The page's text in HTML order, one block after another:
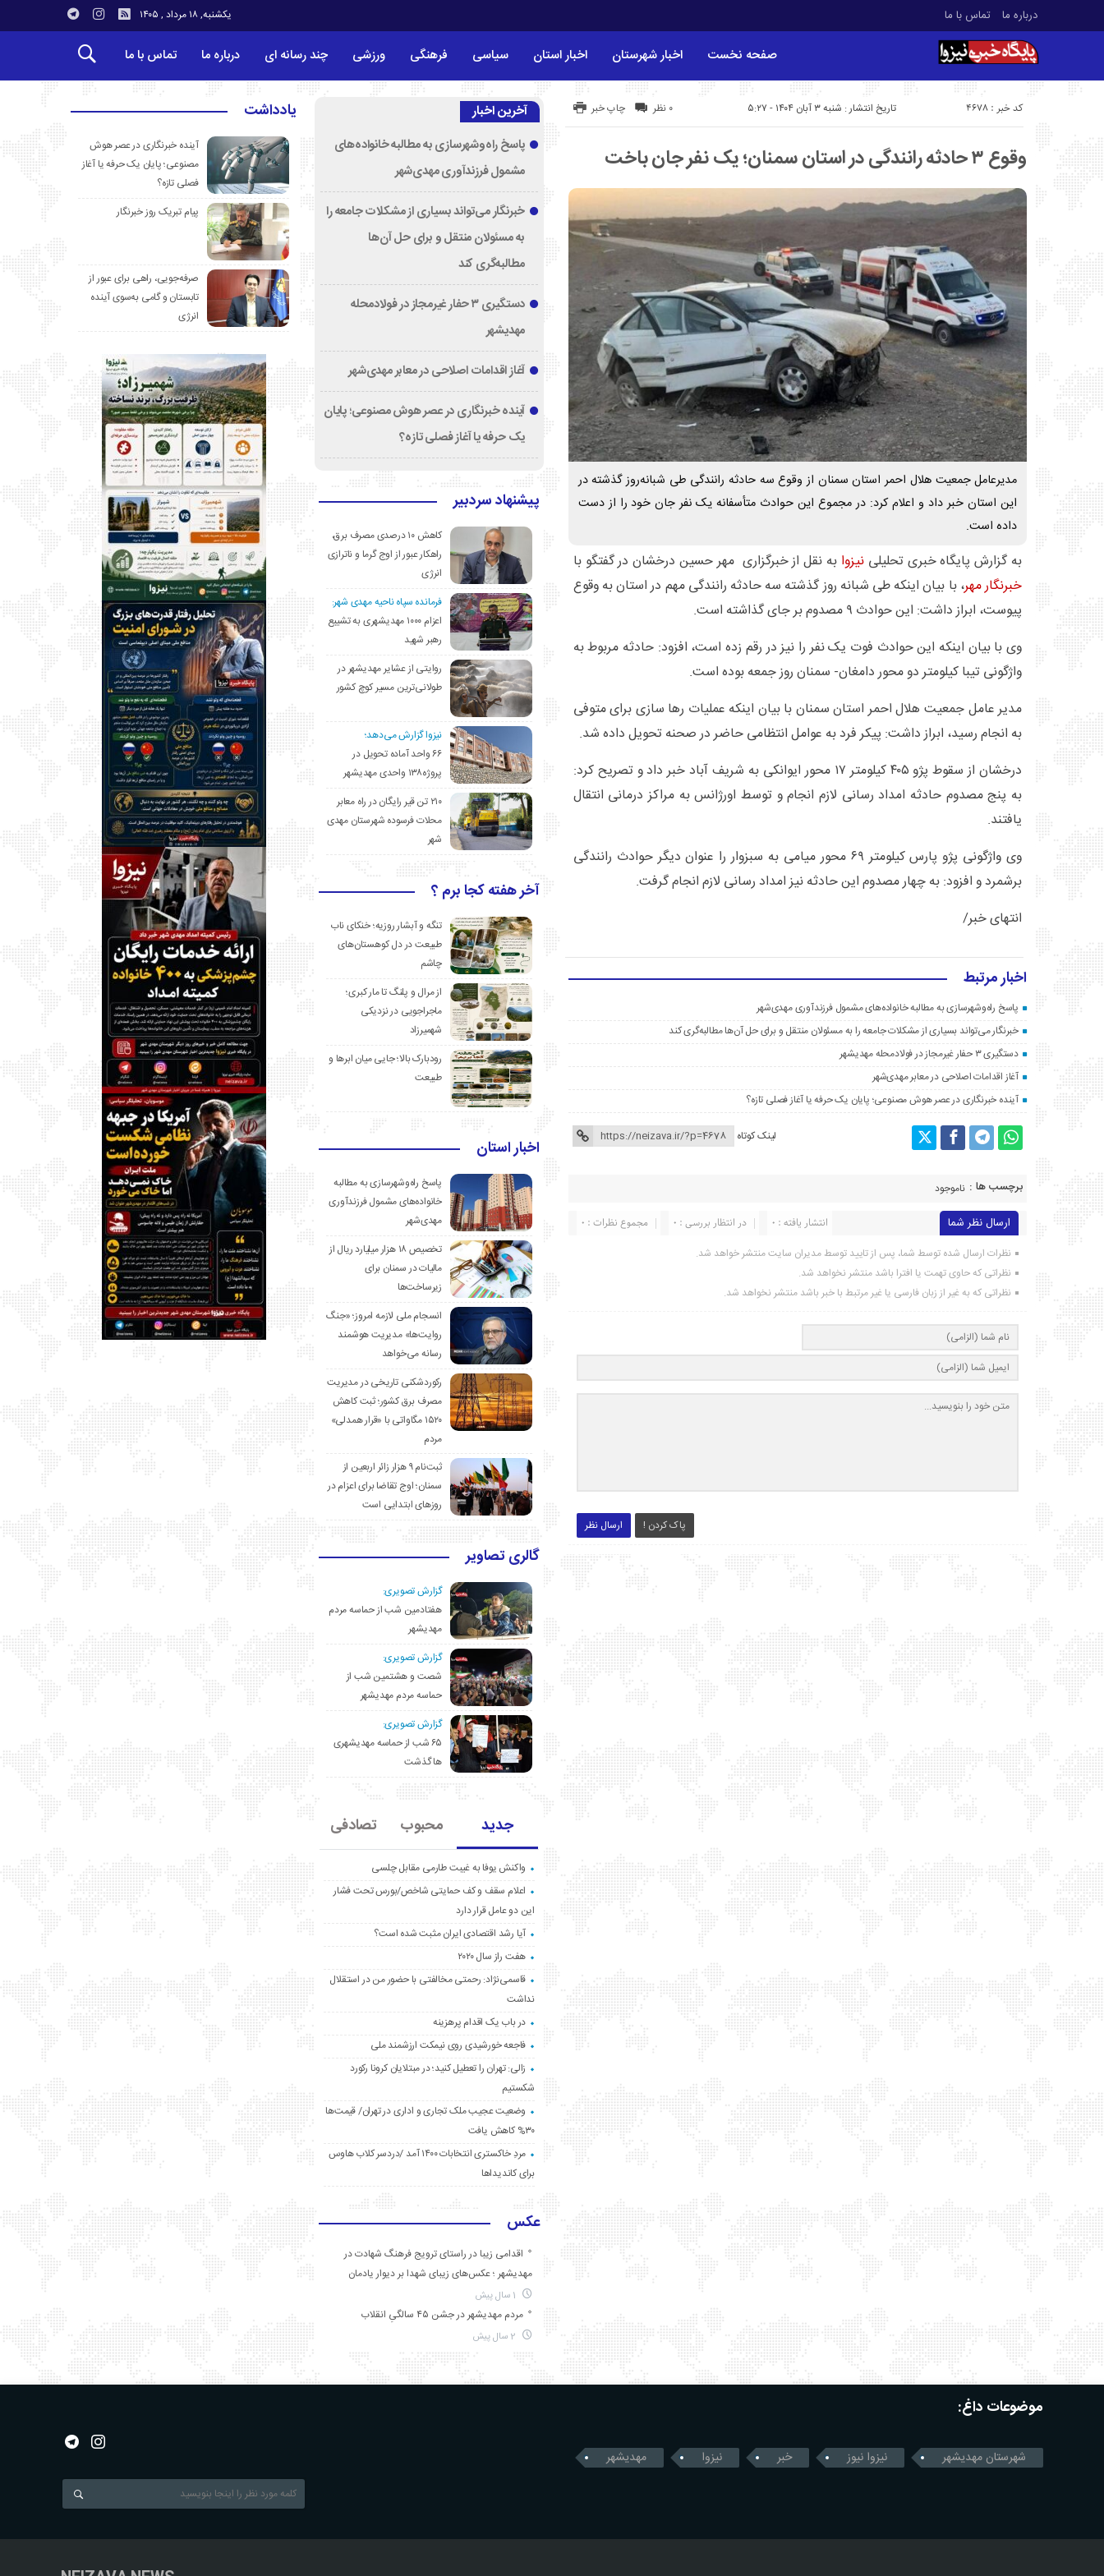
درباره ما تماس با ما یکشنبه, ۱۸ مرداد , ۱۴۰۵
صفحه نخست اخبار شهرستان اخبار استان سیاسی فرهنگی ورزشی چند رسانه ای درباره ما تماس با ما
تاریخ انتشار : شنبه ۳ آبان ۱۴۰۴ - ۵:۲۷ کد خبر : 4678 چاپ خبر ۰ نظر
وقوع ۳ حادثه رانندگی در استان سمنان؛ یک نفر جان باخت
مدیرعامل جمعیت هلال احمر استان سمنان از وقوع سه حادثه رانندگی طی شبانه‌روز گذشته در
این استان خبر داد و اعلام کرد: در مجموع این حوادث متأسفانه یک نفر جان خود را از دست
داده است.
به گزارش پایگاه خبری تحلیلینیزوا به نقل از خبرگزاری مهر حسین درخشان در گفتگو با
خبرنگار مهر، با بیان اینکه طی شبانه روز گذشته سه حادثه رانندگی مهم در استان به وقوع
پیوست، ابراز داشت: این حوادث ۹ مصدوم بر جای گذاشته است.
وی با بیان اینکه این حوادث فوت یک نفر را نیز در رقم زده است، افزود: حادثه مربوط به
واژگونی تیبا کیلومتر دو محور دامغان- سمنان روز جمعه بوده است.
مدیر عامل جمعیت هلال احمر استان سمنان با بیان اینکه عملیات رها سازی برای متوفی
به انجام رسید، ابراز داشت: پیکر فرد به عوامل انتظامی حاضر در صحنه تحویل داده شد.
درخشان از سقوط پژو ۴۰۵ کیلومتر ۱۷ محور ایوانکی به شریف آباد خبر داد و تصریح کرد:
به پنج مصدوم حادثه امداد رسانی لازم انجام و توسط اورژانس به مراکز درمانی انتقال
یافتند.
وی واژگونی پژو پارس کیلومتر ۶۹ محور میامی به سبزوار را عنوان دیگر حوادث رانندگی
برشمرد و افزود: به چهار مصدوم این حادثه نیز امداد رسانی لازم انجام گرفت.
انتهای خبر/
اخبار مرتبط
پاسخ راه‌وشهرسازی به مطالبه خانواده‌های مشمول فرزندآوری مهدی‌شهر
خبرنگار می‌تواند بسیاری از مشکلات جامعه را به مسئولان منتقل و برای حل آن‌ها مطالبه‌گری کند
دستگیری ۳ حفار غیرمجاز در فولادمحله مهدیشهر
آغاز اقدامات اصلاحی در معابر مهدی‌شهر
آینده خبرنگاری در عصر هوش مصنوعی؛ پایان یک حرفه یا آغاز فصلی تازه؟
لینک کوتاه
برچسب ها : ناموجود
ارسال نظر شما مجموع نظرات : 0 در انتظار بررسی : 0 انتشار یافته : ۰
نظرات ارسال شده توسط شما، پس از تایید توسط مدیران سایت منتشر خواهد شد.
نظراتی که حاوی تهمت یا افترا باشد منتشر نخواهد شد.
نظراتی که به غیر از زبان فارسی یا غیر مرتبط با خبر باشد منتشر نخواهد شد.
ارسال نظر پاک کردن !
آخرین اخبار
پاسخ راه‌وشهرسازی به مطالبه خانواده‌های
مشمول فرزندآوری مهدی‌شهر
خبرنگار می‌تواند بسیاری از مشکلات جامعه را
به مسئولان منتقل و برای حل آن‌ها
مطالبه‌گری کند
دستگیری ۳ حفار غیرمجاز در فولادمحله
مهدیشهر
آغاز اقدامات اصلاحی در معابر مهدی‌شهر
آینده خبرنگاری در عصر هوش مصنوعی؛ پایان
یک حرفه یا آغاز فصلی تازه؟
پیشنهاد سردبیر
کاهش ۱۰ درصدی مصرف برق،
راهکار عبور از اوج گرما و ناترازی
انرژی
فرمانده سپاه ناحیه مهدی شهر:
اعزام ۱۰۰۰ مهدیشهری به تشییع
رهبر شهید
روایتی از عشایر مهدیشهر در
طولانی‌ترین مسیر کوچ کشور
نیزوا گزارش می‌دهد؛
۶۶ واحد آماده تحویل در
پروژه۱۳۸ واحدی مهدیشهر
۲۱۰ تن قیر رایگان در راه معابر
محلات فرسوده شهرستان مهدی
شهر
آخر هفته کجا برم ؟
تنگه و آبشار روزیه؛ خنکای ناب
طبیعت در دل کوهستان‌های
چاشم
از مرال و پلنگ تا مار کبری؛
ماجراجویی در نزدیکی
شهمیرزاد
رودبارک بالا؛ جایی میان ابرها و
طبیعت
اخبار استان
پاسخ راه‌وشهرسازی به مطالبه
خانواده‌های مشمول فرزندآوری
مهدی‌شهر
تخصیص ۱۸ هزار میلیارد ریال از
مالیات در سمنان برای
زیرساخت‌ها
انسجام ملی لازمه امروز؛ «جنگ
روایت‌ها» مدیریت هوشمند
رسانه می‌خواهد
رکوردشکنی تاریخی در مدیریت
مصرف برق کشور؛ ثبت کاهش
۱۵۲۰ مگاواتی با «قرار همدلی»
مردم
ثبت‌نام ۹ هزار زائر اربعین از
سمنان؛ اوج تقاضا برای اعزام در
روزهای ابتدایی است
گالری تصاویر
گزارش تصویری:
هفتادمین شب از حماسه مردم
مهدیشهر
گزارش تصویری:
شصت و هشتمین شب از
حماسه مردم مهدیشهر
گزارش تصویری:
۶۵ شب از حماسه مهدیشهری
ها گذشت
جدید محبوب تصادفی
واکنش یوفا به غیبت طارمی مقابل چلسی
اعلام سقف و کف حمایتی شاخص/بورس تحت فشار
این دو عامل قرار دارد
آیا رشد اقتصادی ایران مثبت شده است؟
هفت راز سال ۲۰۲۰
قاسمی‌نژاد: رحمتی مخالفتی با حضور من در استقلال
نداشت
در باب یک اقدام پرهزینه
فاجعه خورشیدی روی نیمکت ارزشمند ملی
زالی: تهران را تعطیل کنید؛ در مبتلایان کرونا رکورد
شکستیم
وضعیت عجیب ملک تجاری و اداری در تهران/ قیمت‌ها
۳۰% کاهش یافت
مردِ خاکستری انتخابات ۱۴۰۰ آمد /دردسر کلاب هاوس
برای کاندیداها
عکس
اقدامی زیبا در راستای ترویج فرهنگ شهادت در
مهدیشهر ؛ عکس‌های زیبای شهدا بر دیوار یادمان
مردم مهدیشهر در جشن ۴۵ سالگیِ انقلاب
یادداشت
آینده خبرنگاری در عصر هوش
مصنوعی؛ پایان یک حرفه یا آغاز
فصلی تازه؟
پیام تبریک روز خبرنگار
صرفه‌جویی، راهی برای عبور از
تابستان و گامی به‌سوی آینده
انرژی
موضوعات داغ:
شهرستان مهدیشهر نیزوا نیوز خبر نیزوا مهدیشهر